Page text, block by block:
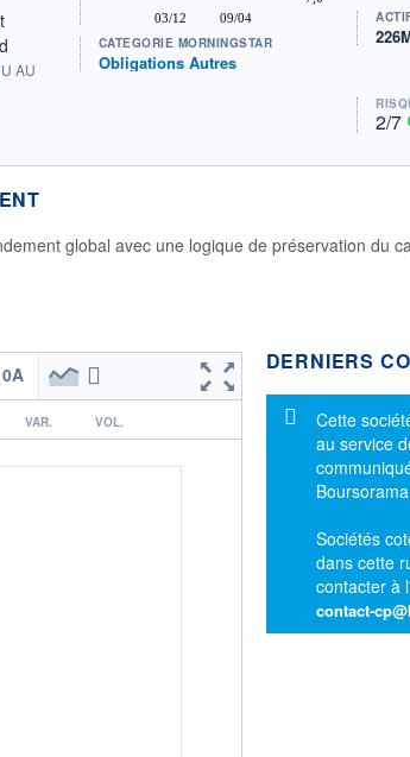
AU
03/12 09/04
CATÉGORIE MORNINGSTAR
Obligations Autres
2/7
global avec une logique de préservation du
VAR. VOL.
DERNIERS
Message
Cette
au service
Sociétés
dans cette
contacter à
contact-